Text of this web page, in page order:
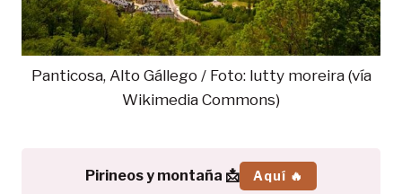
Panticosa, Alto Gállego / Foto: lutty moreira (vía
Wikimedia Commons)
Pirineos y montaña 📩 Aquí 🔥